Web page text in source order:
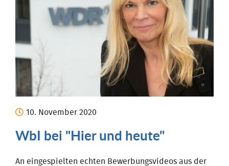
10. November 2020
WbI bei "Hier und heute"
An eingespielten echten Bewerbungsvideos aus der